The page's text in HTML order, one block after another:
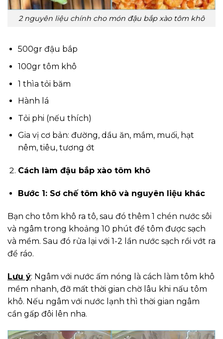
2 nguyên liệu chính cho món đậu bắp xào tôm khô
500gr đậu bắp
100gr tôm khô
1 thìa tỏi băm
Hành lá
Tỏi phi (nếu thích)
Gia vị cơ bản: đường, dầu ăn, mắm, muối, hạt
nêm, tiêu, tương ớt
Cách làm đậu bắp xào tôm khô
Bước 1: Sơ chế tôm khô và nguyên liệu khác
Bạn cho tôm khô ra tô, sau đó thêm 1 chén nước sôi
và ngâm trong khoảng 10 phút để tôm được sạch
và mềm. Sau đó rửa lại với 1-2 lần nước sạch rồi vớt ra
để ráo.
Lưu ý: Ngâm với nước ấm nóng là cách làm tôm khô
mềm nhanh, đỡ mất thời gian chờ lâu khi nấu tôm
khô. Nếu ngâm với nước lạnh thì thời gian ngâm
cần gấp đôi lên nha.